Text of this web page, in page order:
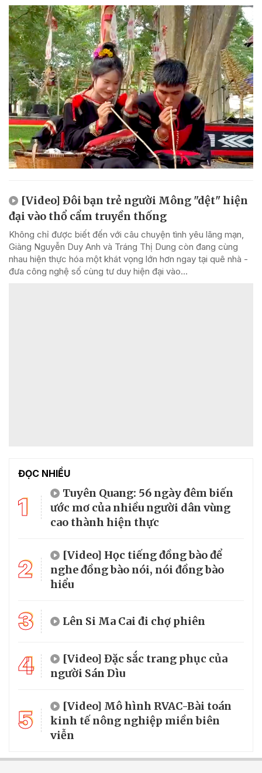
[Video] Đôi bạn trẻ người Mông "dệt" hiện
đại vào thổ cẩm truyền thống
Không chỉ được biết đến với câu chuyện tình yêu lãng mạn,
Giàng Nguyễn Duy Anh và Tráng Thị Dung còn đang cùng
nhau hiện thực hóa một khát vọng lớn hơn ngay tại quê nhà -
đưa công nghệ số cùng tư duy hiện đại vào...
ĐỌC NHIỀU
1
Tuyên Quang: 56 ngày đêm biến
ước mơ của nhiều người dân vùng
cao thành hiện thực
2
[Video] Học tiếng đồng bào để
nghe đồng bào nói, nói đồng bào
hiểu
3 Lên Si Ma Cai đi chợ phiên
4
[Video] Đặc sắc trang phục của
người Sán Dìu
5
[Video] Mô hình RVAC-Bài toán
kinh tế nông nghiệp miền biên
viễn